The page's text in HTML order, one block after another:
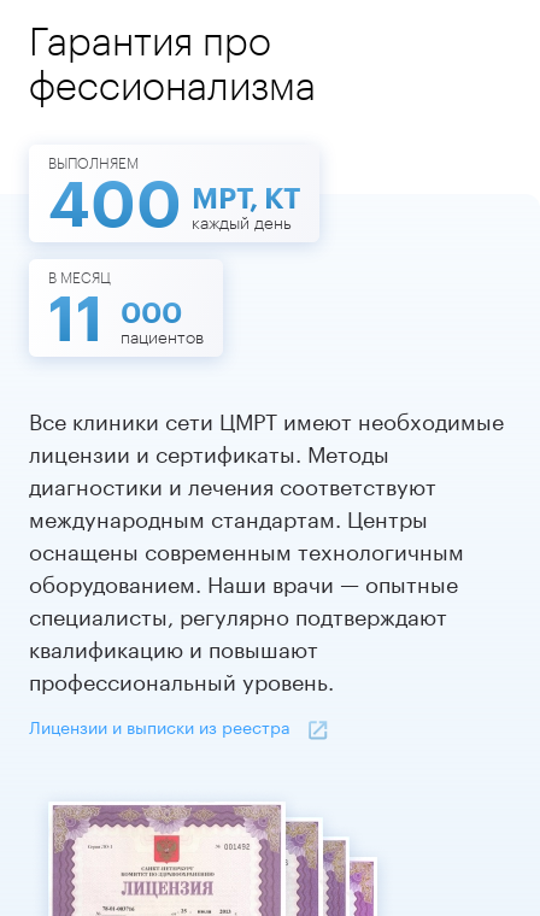
Подробнее
Гарантия про
фессионализма
ВЫПОЛНЯЕМ
400 МРТ, КТ
каждый день
В МЕСЯЦ
11 000
пациентов
Все клиники сети ЦМРТ имеют необходимые
лицензии и сертификаты. Методы
диагностики и лечения соответствуют
международным стандартам. Центры
оснащены современным технологичным
оборудованием. Наши врачи — опытные
специалисты, регулярно подтверждают
квалификацию и повышают
профессиональный уровень.
Лицензии и выписки из реестра